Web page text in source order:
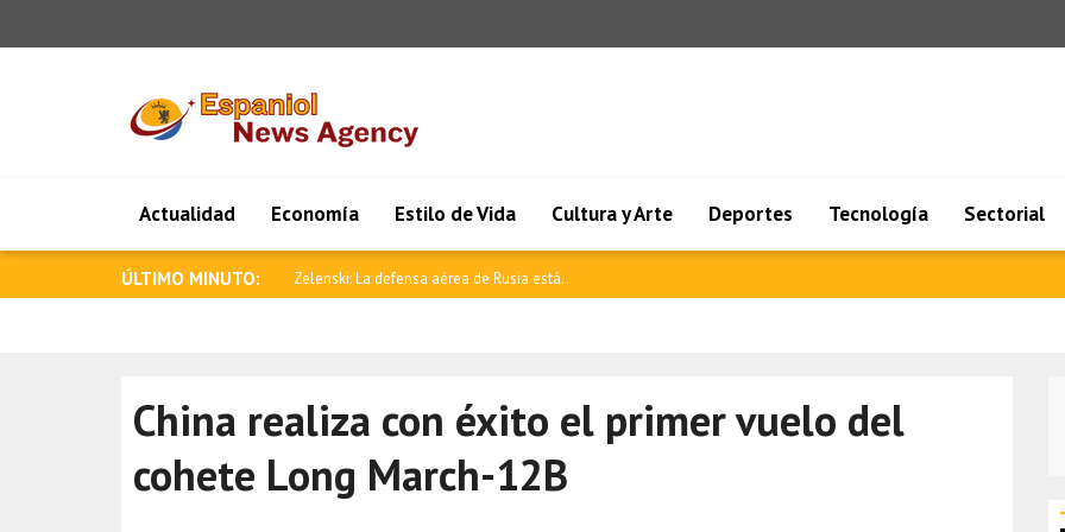
Actualidad Economía Estilo de Vida Cultura y Arte Deportes Tecnología Sectorial
ÚLTIMO MINUTO: Anand felicita al nuevo ministro de Rela..
China realiza con éxito el primer vuelo del
cohete Long March-12B